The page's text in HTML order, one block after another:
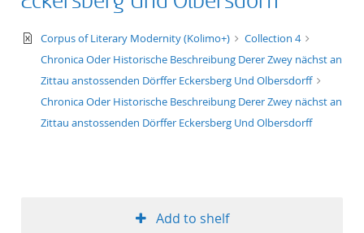
text/xml
Corpus of Literary Modernity (Kolimo+)
Collection 4
Chronica Oder Historische Beschreibung Derer Zwey nächst an
Zittau anstossenden Dörffer Eckersberg Und Olbersdorff
Chronica Oder Historische Beschreibung Derer Zwey nächst an
Zittau anstossenden Dörffer Eckersberg Und Olbersdorff
Add to shelf